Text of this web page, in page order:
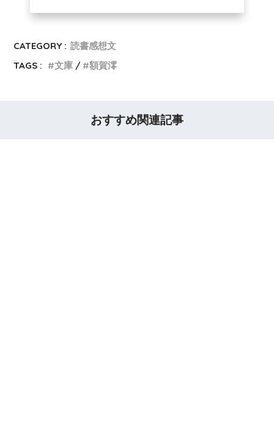
CATEGORY : 読書感想文
TAGS :
文庫 額賀澪
おすすめ関連記事